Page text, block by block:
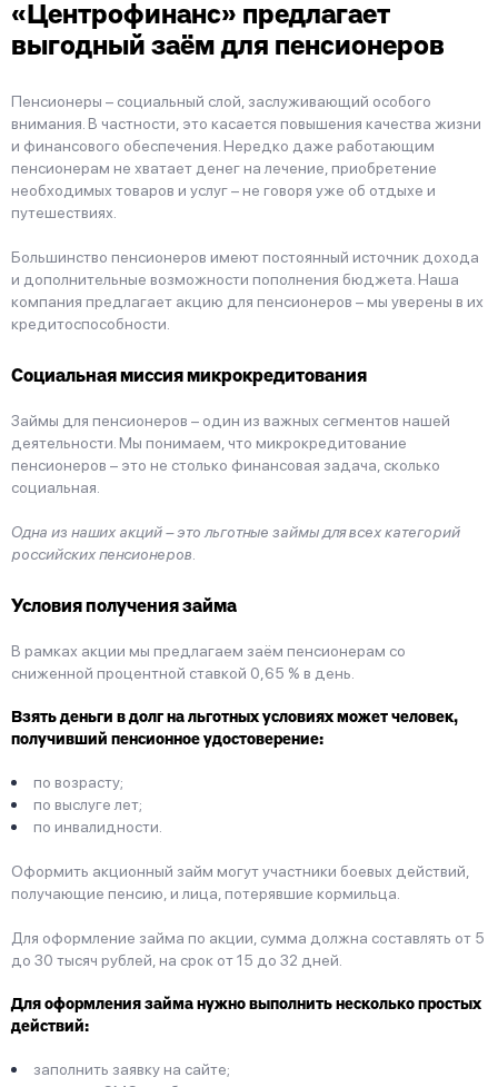
«Центрофинанс» предлагает
выгодный заём для пенсионеров
Пенсионеры – социальный слой, заслуживающий особого
внимания. В частности, это касается повышения качества жизни
и финансового обеспечения. Нередко даже работающим
пенсионерам не хватает денег на лечение, приобретение
необходимых товаров и услуг – не говоря уже об отдыхе и
путешествиях.
Большинство пенсионеров имеют постоянный источник дохода
и дополнительные возможности пополнения бюджета. Наша
компания предлагает акцию для пенсионеров – мы уверены в их
кредитоспособности.
Социальная миссия микрокредитования
Займы для пенсионеров – один из важных сегментов нашей
деятельности. Мы понимаем, что микрокредитование
пенсионеров – это не столько финансовая задача, сколько
социальная.
Одна из наших акций – это льготные займы для всех категорий
российских пенсионеров.
Условия получения займа
В рамках акции мы предлагаем заём пенсионерам со
сниженной процентной ставкой 0,65 % в день.
Взять деньги в долг на льготных условиях может человек,
получивший пенсионное удостоверение:
по возрасту;
по выслуге лет;
по инвалидности.
Оформить акционный займ могут участники боевых действий,
получающие пенсию, и лица, потерявшие кормильца.
Для оформление займа по акции, сумма должна составлять от 5
до 30 тысяч рублей, на срок от 15 до 32 дней.
Для оформления займа нужно выполнить несколько простых
действий:
заполнить заявку на сайте;